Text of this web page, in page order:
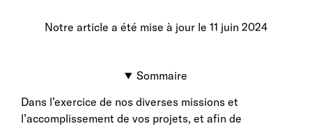
Notre article a été mise à jour le 11 juin 2024
Sommaire
Dans l’exercice de nos diverses missions et
l’accomplissement de vos projets, et afin de